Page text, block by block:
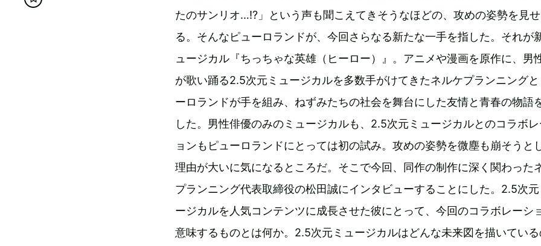
たのサンリオ…!?」という声も聞こえてきそうなほどの、攻めの姿勢を見
る。そんなピューロランドが、今回さらなる新たな一手を指した。それが
ュージカル『ちっちゃな英雄（ヒーロー）』。アニメや漫画を原作に、男
が歌い踊る2.5次元ミュージカルを多数手がけてきたネルケプランニング
ーロランドが手を組み、ねずみたちの社会を舞台にした友情と青春の物語
した。男性俳優のみのミュージカルも、2.5次元ミュージカルとのコラボ
ョンもピューロランドにとっては初の試み。攻めの姿勢を微塵も崩そうと
理由が大いに気になるところだ。そこで今回、同作の制作に深く関わった
プランニング代表取締役の松田誠にインタビューすることにした。2.5次
ージカルを人気コンテンツに成長させた彼にとって、今回のコラボレーシ
意味するものとは何か。2.5次元ミュージカルはどんな未来図を描いてい